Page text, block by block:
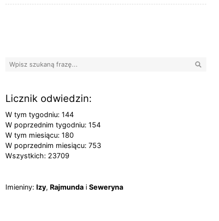
Licznik odwiedzin:
W tym tygodniu: 144
W poprzednim tygodniu: 154
W tym miesiącu: 180
W poprzednim miesiącu: 753
Wszystkich: 23709
Imieniny
Imieniny: Izy, Rajmunda iSeweryna